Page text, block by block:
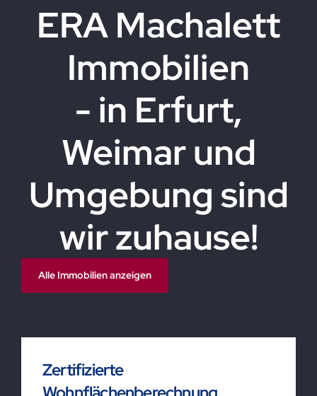
ERA Machalett
Immobilien
- in Erfurt,
Weimar und
Umgebung sind
wir zuhause!
Alle Immobilien anzeigen
Zertifizierte